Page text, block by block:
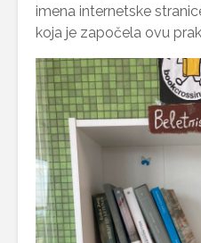
imena internetske
koja je započela ovu